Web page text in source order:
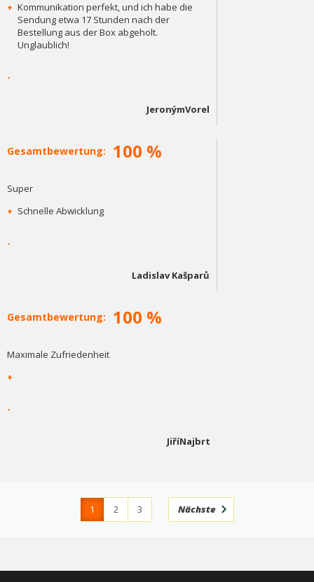
+ Kommunikation perfekt, und ich habe die
Sendung etwa 17 Stunden nach der
Bestellung aus der Box abgeholt.
Unglaublich!
-
JeronýmVorel
Gesamtbewertung: 100 %
Super
+ Schnelle Abwicklung
-
Ladislav Kašparů
Gesamtbewertung: 100 %
Maximale Zufriedenheit
+
-
JiříNajbrt
1 2
3
Nächste